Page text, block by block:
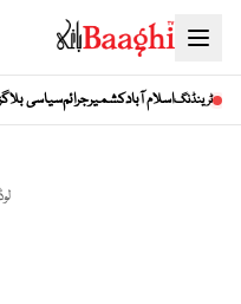
ٹرینڈنگاسلام آبادکشمیرجرائمسیاسی